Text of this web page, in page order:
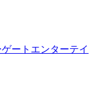
ートエンターテイ